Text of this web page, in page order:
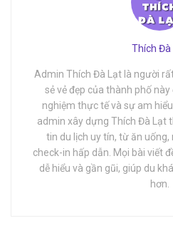
Thích Đà
Admin Thích Đà Lạt là người
sẻ vẻ đẹp của thành phố
nghiệm thực tế và sự am
admin xây dựng Thích Đà Lạt
tin du lịch uy tín, từ ăn uống,
check-in hấp dẫn. Mọi bài viết
dễ hiểu và gần gũi, giúp du
hơn.